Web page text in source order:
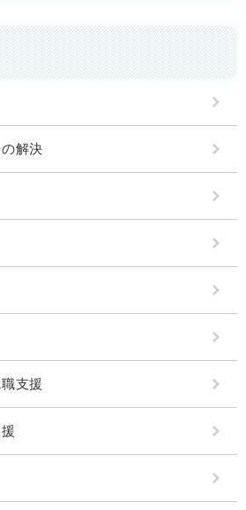
解決
支援